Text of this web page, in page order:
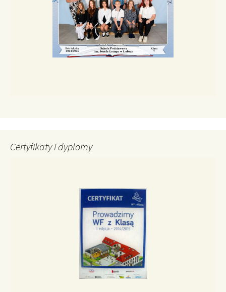
Certyfikaty i dyplomy